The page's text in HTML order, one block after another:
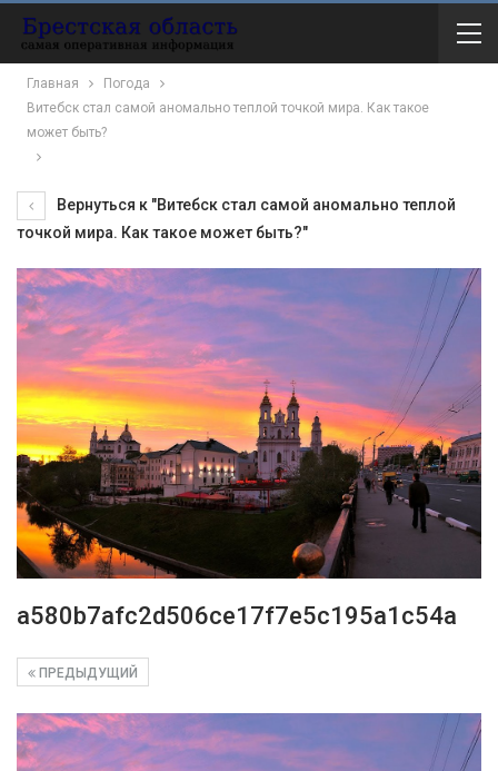
Главная
Погода
Витебск стал самой аномально теплой точкой мира. Как такое
может быть?
Вернуться к "Витебск стал самой аномально теплой
точкой мира. Как такое может быть?"
a580b7afc2d506ce17f7e5c195a1c54a
ПРЕДЫДУЩИЙ